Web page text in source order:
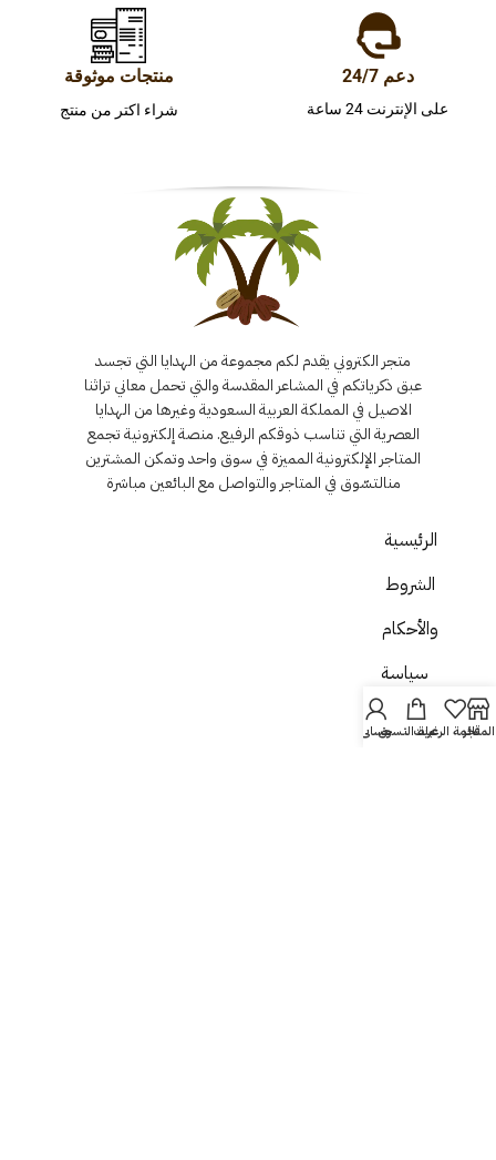
دعم 24/7
على الإنترنت 24 ساعة
منتجات موثوقة
شراء اكتر من منتج
متجر الكتروني يقدم لكم مجموعة من الهدايا التي تجسد
عبق ذكرياتكم في المشاعر المقدسة والتي تحمل معاني تراثنا
الاصيل في المملكة العربية السعودية وغيرها من الهدايا
العصرية التي تناسب ذوقكم الرفيع. منصة إلكترونية تجمع
المتاجر الإلكترونية المميزة في سوق واحد وتمكن المشترين
منالتسّوق في المتاجر والتواصل مع البائعين مباشرة
الرئيسية
الشروط
والأحكام
سياسة
الخصوصية
المتجرقائمة الرغباتعربة التسوقحسابي